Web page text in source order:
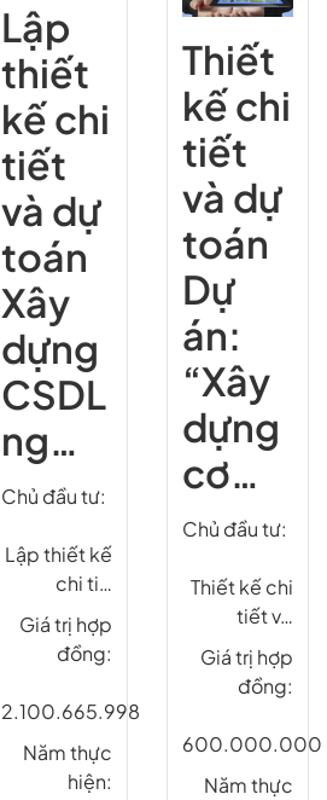
Lập
thiết
kế chi
tiết
và dự
toán
Xây
dựng
CSDL
ng…
Chủ đầu tư:
Lập thiết kế
chi ti…
Giá trị hợp
đồng:
2.100.665.998
Năm thực
hiện:
Thiết
kế chi
tiết
và dự
toán
Dự
án:
“Xây
dựng
cơ…
Chủ đầu tư:
Thiết kế chi
tiết v…
Giá trị hợp
đồng:
600.000.000
Năm thực